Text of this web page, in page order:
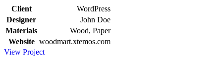
Client
WordPress
Designer
John Doe
Materials
Wood, Paper
Website woodmart.xtemos.com
View Project